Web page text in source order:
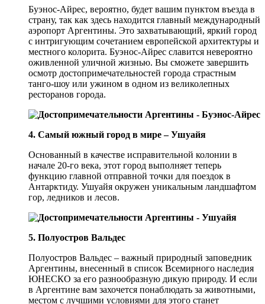
Буэнос-Айрес, вероятно, будет вашим пунктом въезда в
страну, так как здесь находится главный международный
аэропорт Аргентины. Это захватывающий, яркий город
с интригующим сочетанием европейской архитектуры и
местного колорита. Буэнос-Айрес славится невероятно
оживленной уличной жизнью. Вы сможете завершить
осмотр достопримечательностей города страстным
танго-шоу или ужином в одном из великолепных
ресторанов города.
4. Самый южный город в мире – Ушуайя
Основанный в качестве исправительной колонии в
начале 20-го века, этот город выполняет теперь
функцию главной отправной точки для поездок в
Антарктиду. Ушуайя окружен уникальным ландшафтом
гор, ледников и лесов.
5. Полуостров Вальдес
Полуостров Вальдес – важный природный заповедник
Аргентины, внесенный в список Всемирного наследия
ЮНЕСКО за его разнообразную дикую природу. И если
в Аргентине вам захочется понаблюдать за животными,
местом с лучшими условиями для этого станет